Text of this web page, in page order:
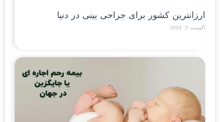
ارزان‎ترین کشور برای جراحی بینی در دنیا
آگوست 5, 2024